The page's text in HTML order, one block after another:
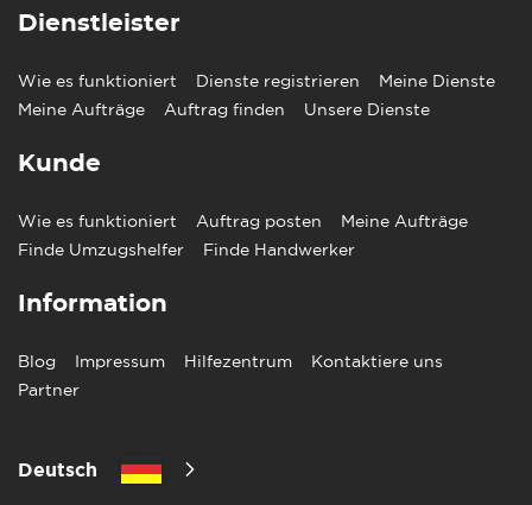
Dienstleister
Wie es funktioniert Dienste registrieren
Meine Dienste
Meine Aufträge
Auftrag finden Unsere Dienste
Kunde
Wie es funktioniert Auftrag posten
Meine Aufträge
Finde Umzugshelfer
Finde Handwerker
Information
Blog Impressum Hilfezentrum
Kontaktiere uns
Partner
Deutsch